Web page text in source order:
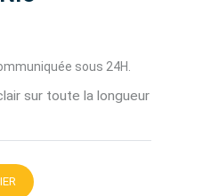
sous 24H.
sur toute la longueur